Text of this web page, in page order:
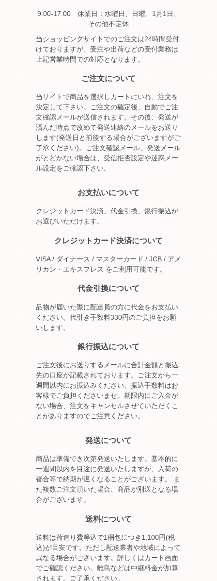
9:00-17:00 休業日：水曜日、日曜、1月1日、
その他不定休
当ショッピングサイトでのご注文は24時間受付
けておりますが、受注や出荷などの受付業務は
上記営業時間での対応となります。
ご注文について
当サイトで商品を選択しカートにいれ、注文を
決定して下さい。ご注文の確定後、自動でご注
文確認メールが送信されます。その後、発送が
済んだ時点で改めて発送連絡のメールをお送り
します(発送日と前後する場合がございますがご
了承ください)。ご注文確認メール、発送メール
がとどかない場合は、受信拒否設定や迷惑メー
ル設定をご確認下さい。
お支払いについて
クレジットカード決済、代金引換、銀行振込が
お選びいただけます。
クレジットカード決済について
VISA / ダイナース / マスターカード / JCB / アメ
リカン・エキスプレス をご利用可能です。
代金引換について
品物が届いた際に配達員の方に代金をお支払い
ください。代引き手数料330円のご負担をお願
いします。
銀行振込について
ご注文後にお送りするメールに合計金額と振込
先の口座が記載されております。ご注文から一
週間以内にお振込みください。振込手数料はお
客様でご負担くださいませ。期限内にご入金が
ない場合、注文をキャンセルさせていただくこ
とがありますのでご注意ください。
発送について
商品は準備でき次第発送いたします。基本的に
一週間以内を目途に発送いたしますが、入荷の
都合等で納期が遅くなることがございます。 ま
た複数ご注文頂いた場合、商品が別送となる場
合がございます。
送料について
送料は荷造り費等込で1梱包につき1,100円(税
込)が目安です。ただし配送業者や地域によって
異なる場合がございます。詳しくはカート画面
でご確認ください。離島などは中継料金が加算
されます。ご了承ください。